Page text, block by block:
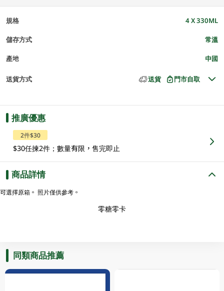
規格 4 X 330ML
儲存方式 常溫
產地 中國
送貨方式 送貨 門市自取
推廣優惠
2件$30
$30任揀2件；數量有限，售完即止
商品詳情
可選擇原箱。 照片僅供參考。
零糖零卡
同類商品推薦